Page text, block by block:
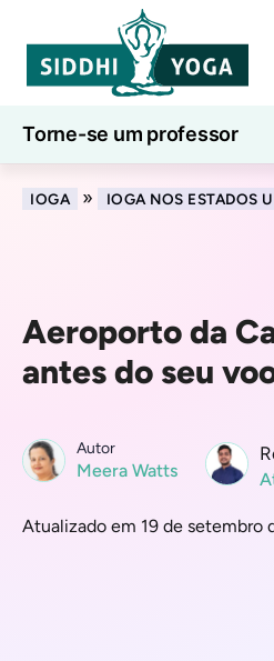
Torne-se um professor
Aulas de ioga online 7
IOGA » IOGA NOS ESTADOS
Aeroporto da
antes do seu
Autor
Meera Watts
Atualizado em 19 de setembro